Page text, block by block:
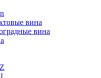
вина
вина